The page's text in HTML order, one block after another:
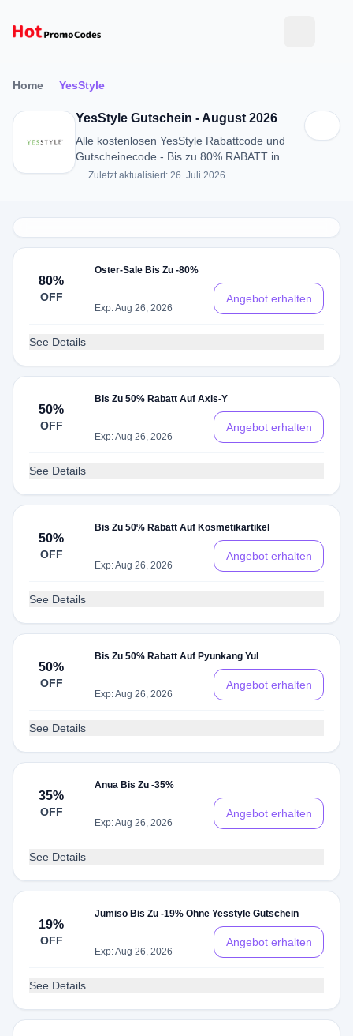
Home YesStyle
YesStyle Gutschein - August 2026
Alle kostenlosen YesStyle Rabattcode und
Gutscheinecode - Bis zu 80% RABATT in
August 2026
Zuletzt aktualisiert: 26. Juli 2026
80%
OFF
Oster-Sale Bis Zu -80%
Exp: Aug 26, 2026
Angebot erhalten
See Details
50%
OFF
Bis Zu 50% Rabatt Auf Axis-Y
Exp: Aug 26, 2026
Angebot erhalten
See Details
50%
OFF
Bis Zu 50% Rabatt Auf Kosmetikartikel
Exp: Aug 26, 2026
Angebot erhalten
See Details
50%
OFF
Bis Zu 50% Rabatt Auf Pyunkang Yul
Exp: Aug 26, 2026
Angebot erhalten
See Details
35%
OFF
Anua Bis Zu -35%
Exp: Aug 26, 2026
Angebot erhalten
See Details
19%
OFF
Jumiso Bis Zu -19% Ohne Yesstyle Gutschein
Exp: Aug 26, 2026
Angebot erhalten
See Details